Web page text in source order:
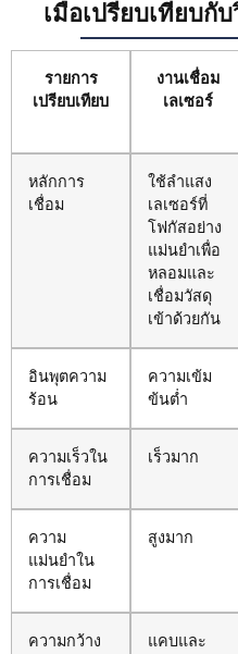
เมื่อเปรียบเทียบกั
รายการ
เปรียบเทียบ
งานเชื่อม
เลเซอร์
หลักการ
เชื่อม
ใช้ลำแสง
เลเซอร์ที่
โฟกัสอย่าง
แม่นยำเพื่อ
หลอมและ
เชื่อมวัสดุ
เข้าด้วยกัน
อินพุตความ
ร้อน
ความเข้ม
ข้นต่ำ
ความเร็วใน
การเชื่อม
เร็วมาก
ความ
แม่นยำใน
การเชื่อม
สูงมาก
ความกว้าง
แคบและ